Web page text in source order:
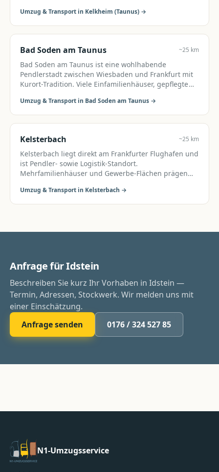
Umzug & Transport in Kelkheim (Taunus) →
Bad Soden am Taunus ~25 km
Bad Soden am Taunus ist eine wohlhabende
Pendlerstadt zwischen Wiesbaden und Frankfurt mit
Kurort-Tradition. Viele Einfamilienhäuser, gepflegte
Umzug & Transport in Bad Soden am Taunus →
Kelsterbach ~25 km
Kelsterbach liegt direkt am Frankfurter Flughafen und
ist Pendler- sowie Logistik-Standort.
Mehrfamilienhäuser und Gewerbe-Flächen prägen
Umzug & Transport in Kelsterbach →
Anfrage für Idstein
Beschreiben Sie kurz Ihr Vorhaben in Idstein —
Termin, Adressen, Stockwerk. Wir melden uns mit
einer Einschätzung.
Anfrage senden
0176 / 324 527 85
N1-Umzugsservice